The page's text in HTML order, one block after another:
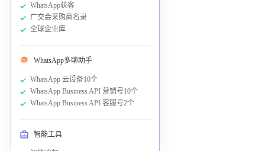
WhatsApp获客
广交会采购商名录
全球企业库
WhatsApp多聊助手
WhatsApp 云设备10个
WhatsApp Business API 营销号10个
WhatsApp Business API 客服号2个
智能工具